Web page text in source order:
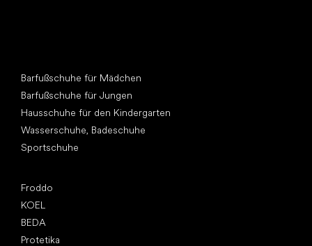
Barfußschuhe für Mädchen
Barfußschuhe für Jungen
Hausschuhe für den Kindergarten
Wasserschuhe, Badeschuhe
Sportschuhe
Froddo
KOEL
BEDA
Protetika